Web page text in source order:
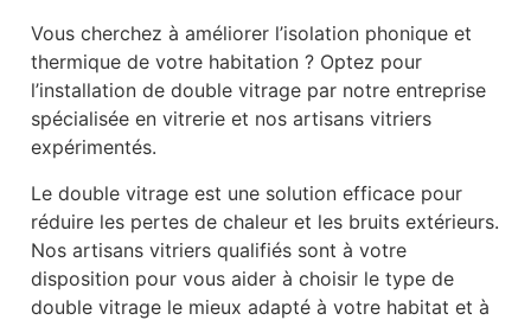
Vous cherchez à améliorer l’isolation phonique et
thermique de votre habitation ? Optez pour
l’installation de double vitrage par notre entreprise
spécialisée en vitrerie et nos artisans vitriers
expérimentés.
Le double vitrage est une solution efficace pour
réduire les pertes de chaleur et les bruits extérieurs.
Nos artisans vitriers qualifiés sont à votre
disposition pour vous aider à choisir le type de
double vitrage le mieux adapté à votre habitat et à